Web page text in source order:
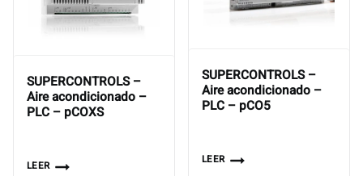
SUPERCONTROLS –
Aire acondicionado –
PLC – pCOXS
LEER
SUPERCONTROLS –
Aire acondicionado –
PLC – pCO5
LEER